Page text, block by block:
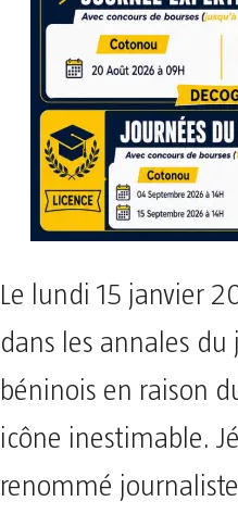
Le lundi 15 janvier
dans les annales du
béninois en raison
icône inestimable.
renommé